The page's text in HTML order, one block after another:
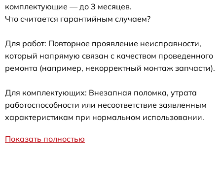
комплектующие — до 3 месяцев.
Что считается гарантийным случаем?
Для работ: Повторное проявление неисправности,
который напрямую связан с качеством проведенного
ремонта (например, некорректный монтаж запчасти).
Для комплектующих: Внезапная поломка, утрата
работоспособности или несоответствие заявленным
характеристикам при нормальном использовании.
Показать полностью